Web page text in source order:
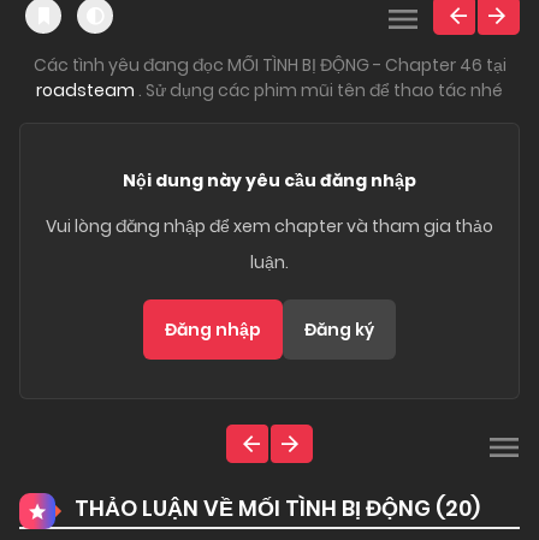
Các tình yêu đang đọc MỐI TÌNH BỊ ĐỘNG - Chapter 46 tại
roadsteam . Sử dụng các phim mũi tên để thao tác nhé
Nội dung này yêu cầu đăng nhập
Vui lòng đăng nhập để xem chapter và tham gia thảo
luận.
Đăng nhập Đăng ký
THẢO LUẬN VỀ MỐI TÌNH BỊ ĐỘNG (20)